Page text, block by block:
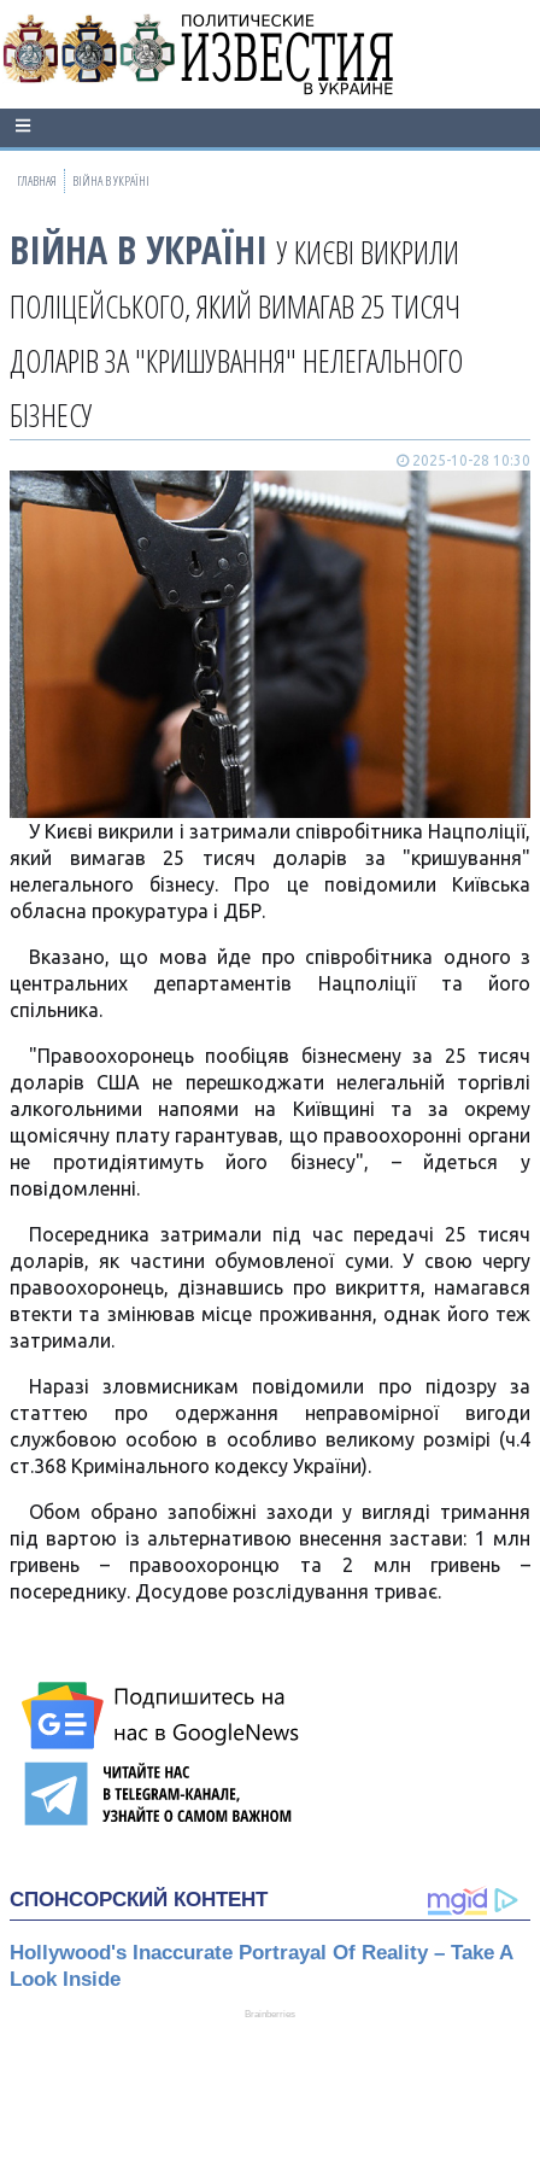
ГЛАВНАЯ ВІЙНА В УКРАЇНІ
ВІЙНА В УКРАЇНІ У КИЄВІ ВИКРИЛИ
ПОЛІЦЕЙСЬКОГО, ЯКИЙ ВИМАГАВ 25 ТИСЯЧ
ДОЛАРІВ ЗА "КРИШУВАННЯ" НЕЛЕГАЛЬНОГО
БІЗНЕСУ
2025-10-28 10:30
У Києві викрили і затримали співробітника Нацполіції,
який вимагав 25 тисяч доларів за "кришування"
нелегального бізнесу. Про це повідомили Київська
обласна прокуратура і ДБР.
Вказано, що мова йде про співробітника одного з
центральних департаментів Нацполіції та його
спільника.
"Правоохоронець пообіцяв бізнесмену за 25 тисяч
доларів США не перешкоджати нелегальній торгівлі
алкогольними напоями на Київщині та за окрему
щомісячну плату гарантував, що правоохоронні органи
не протидіятимуть його бізнесу", – йдеться у
повідомленні.
Посередника затримали під час передачі 25 тисяч
доларів, як частини обумовленої суми. У свою чергу
правоохоронець, дізнавшись про викриття, намагався
втекти та змінював місце проживання, однак його теж
затримали.
Наразі зловмисникам повідомили про підозру за
статтею про одержання неправомірної вигоди
службовою особою в особливо великому розмірі (ч.4
ст.368 Кримінального кодексу України).
Обом обрано запобіжні заходи у вигляді тримання
під вартою із альтернативою внесення застави: 1 млн
гривень – правоохоронцю та 2 млн гривень –
посереднику. Досудове розслідування триває.